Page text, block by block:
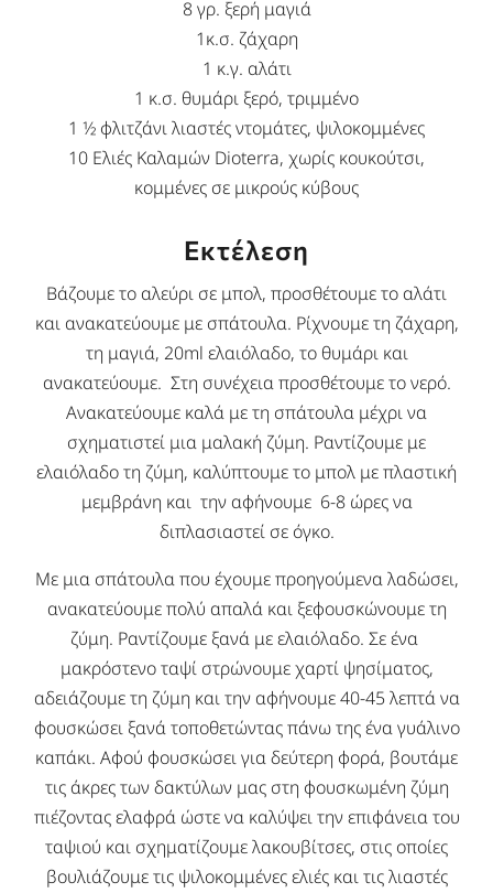
8 γρ. ξερή μαγιά
1κ.σ. ζάχαρη
1 κ.γ. αλάτι
1 κ.σ. θυμάρι ξερό, τριμμένο
1 1⁄2 φλιτζάνι λιαστές ντομάτες, ψιλοκομμένες
10 Eλιές Καλαμών Dioterra, χωρίς κουκούτσι,
κομμένες σε μικρούς κύβους
Εκτέλεση
Βάζουμε το αλεύρι σε μπολ, προσθέτουμε το αλάτι
και ανακατεύουμε με σπάτουλα. Ρίχνουμε τη ζάχαρη,
τη μαγιά, 20ml ελαιόλαδο, το θυμάρι και
ανακατεύουμε. Στη συνέχεια προσθέτουμε το νερό.
Ανακατεύουμε καλά με τη σπάτουλα μέχρι να
σχηματιστεί μια μαλακή ζύμη. Ραντίζουμε με
ελαιόλαδο τη ζύμη, καλύπτουμε το μπολ με πλαστική
μεμβράνη και την αφήνουμε 6-8 ώρες να
διπλασιαστεί σε όγκο.
Με μια σπάτουλα που έχουμε προηγούμενα λαδώσει,
ανακατεύουμε πολύ απαλά και ξεφουσκώνουμε τη
ζύμη. Ραντίζουμε ξανά με ελαιόλαδο. Σε ένα
μακρόστενο ταψί στρώνουμε χαρτί ψησίματος,
αδειάζουμε τη ζύμη και την αφήνουμε 40-45 λεπτά να
φουσκώσει ξανά τοποθετώντας πάνω της ένα γυάλινο
καπάκι. Αφού φουσκώσει για δεύτερη φορά, βουτάμε
τις άκρες των δακτύλων μας στη φουσκωμένη ζύμη
πιέζοντας ελαφρά ώστε να καλύψει την επιφάνεια του
ταψιού και σχηματίζουμε λακουβίτσες, στις οποίες
βουλιάζουμε τις ψιλοκομμένες ελιές και τις λιαστές